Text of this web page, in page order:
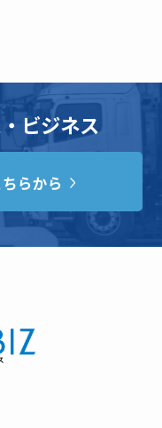
ビジネス
らから